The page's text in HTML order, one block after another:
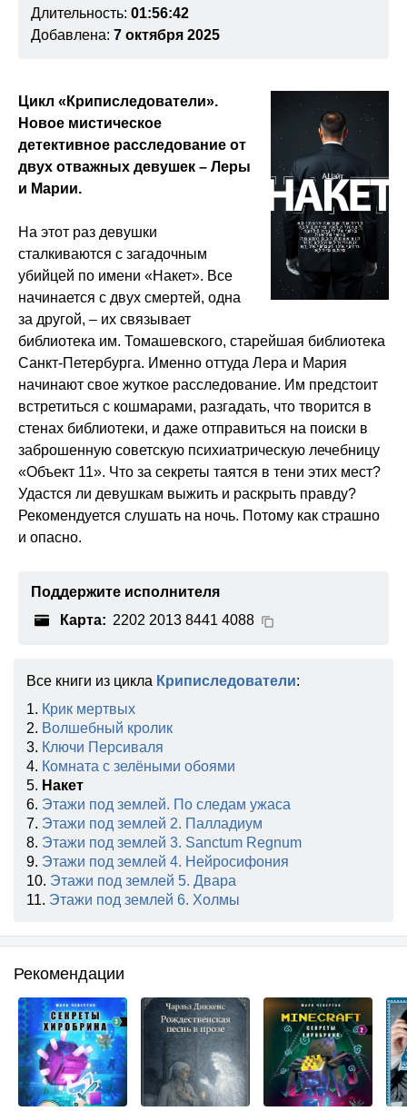
Длительность: 01:56:42
Добавлена: 7 октября 2025
Цикл «Криписледователи».
Новое мистическое
детективное расследование от
двух отважных девушек – Леры
и Марии.
На этот раз девушки
сталкиваются с загадочным
убийцей по имени «Накет». Все
начинается с двух смертей, одна
за другой, – их связывает
библиотека им. Томашевского, старейшая библиотека
Санкт-Петербурга. Именно оттуда Лера и Мария
начинают свое жуткое расследование. Им предстоит
встретиться с кошмарами, разгадать, что творится в
стенах библиотеки, и даже отправиться на поиски в
заброшенную советскую психиатрическую лечебницу
«Объект 11». Что за секреты таятся в тени этих мест?
Удастся ли девушкам выжить и раскрыть правду?
Рекомендуется слушать на ночь. Потому как страшно
и опасно.
Поддержите исполнителя
Карта: 2202 2013 8441 4088
Все книги из цикла Криписледователи:
1. Крик мертвых
2. Волшебный кролик
3. Ключи Персиваля
4. Комната с зелёными обоями
5. Накет
6. Этажи под землей. По следам ужаса
7. Этажи под землей 2. Палладиум
8. Этажи под землей 3. Sanctum Regnum
9. Этажи под землей 4. Нейросифония
10. Этажи под землей 5. Двара
11. Этажи под землей 6. Холмы
Рекомендации